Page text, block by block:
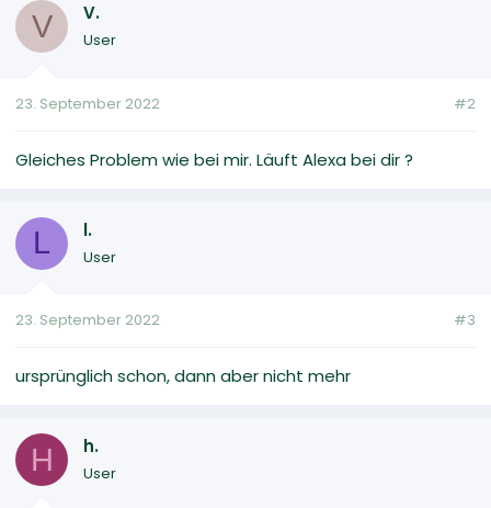
V V.
User
23. September 2022 #2
Gleiches Problem wie bei mir. Läuft Alexa bei dir ?
L l.
User
23. September 2022 #3
ursprünglich schon, dann aber nicht mehr
H h.
User